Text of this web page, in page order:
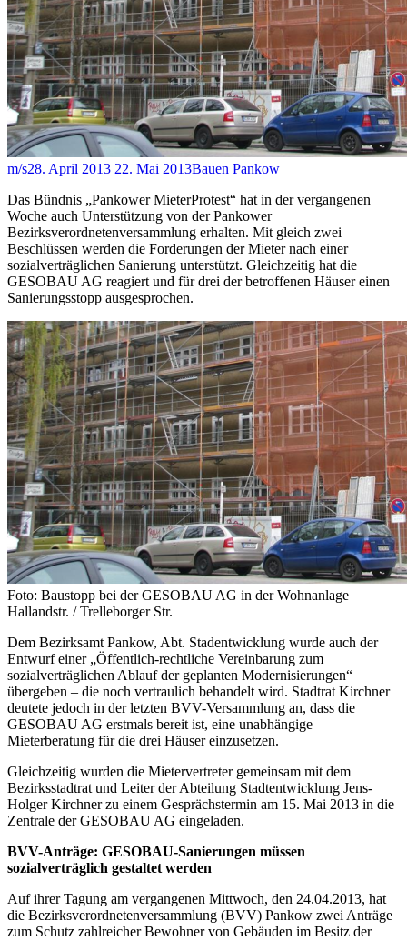
m/s28. April 2013 22. Mai 2013Bauen Pankow
Das Bündnis „Pankower MieterProtest“ hat in der vergangenen
Woche auch Unterstützung von der Pankower
Bezirksverordnetenversammlung erhalten. Mit gleich zwei
Beschlüssen werden die Forderungen der Mieter nach einer
sozialverträglichen Sanierung unterstützt. Gleichzeitig hat die
GESOBAU AG reagiert und für drei der betroffenen Häuser einen
Sanierungsstopp ausgesprochen.
Foto: Baustopp bei der GESOBAU AG in der Wohnanlage
Hallandstr. / Trelleborger Str.
Dem Bezirksamt Pankow, Abt. Stadentwicklung wurde auch der
Entwurf einer „Öffentlich-rechtliche Vereinbarung zum
sozialverträglichen Ablauf der geplanten Modernisierungen“
übergeben – die noch vertraulich behandelt wird. Stadtrat Kirchner
deutete jedoch in der letzten BVV-Versammlung an, dass die
GESOBAU AG erstmals bereit ist, eine unabhängige
Mieterberatung für die drei Häuser einzusetzen.
Gleichzeitig wurden die Mietervertreter gemeinsam mit dem
Bezirksstadtrat und Leiter der Abteilung Stadtentwicklung Jens-
Holger Kirchner zu einem Gesprächstermin am 15. Mai 2013 in die
Zentrale der GESOBAU AG eingeladen.
BVV-Anträge: GESOBAU-Sanierungen müssen
sozialverträglich gestaltet werden
Auf ihrer Tagung am vergangenen Mittwoch, den 24.04.2013, hat
die Bezirksverordnetenversammlung (BVV) Pankow zwei Anträge
zum Schutz zahlreicher Bewohner von Gebäuden im Besitz der